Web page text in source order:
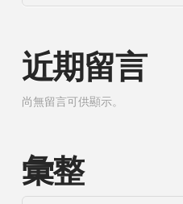
近期留言
尚無留言可供顯示。
彙整